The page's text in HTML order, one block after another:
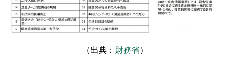
（出典： 財務省）